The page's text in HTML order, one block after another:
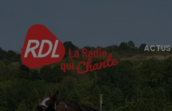
ACTUS